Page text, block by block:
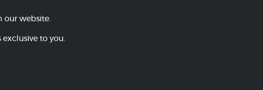
our website.
to you.